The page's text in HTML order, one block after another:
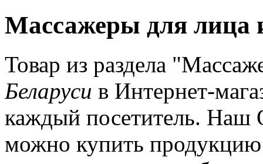
Массажеры для лица
Товар из раздела
Беларуси в Интернет-
каждый посетитель. Наш
можно купить